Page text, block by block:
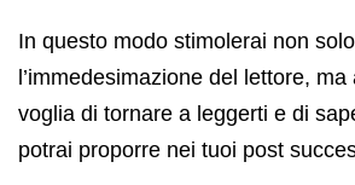
In questo modo stimolerai non solo
l’immedesimazione del lettore,
voglia di tornare a leggerti e di
potrai proporre nei tuoi post